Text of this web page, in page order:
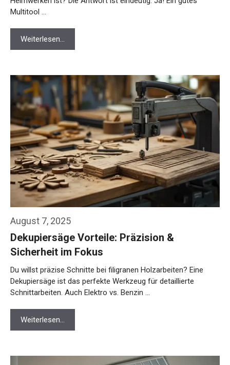
Multitool …
Weiterlesen…
August 7, 2025
Dekupiersäge Vorteile: Präzision &
Sicherheit im Fokus
Du willst präzise Schnitte bei filigranen Holzarbeiten? Eine
Dekupiersäge ist das perfekte Werkzeug für detaillierte
Schnittarbeiten. Auch Elektro vs. Benzin …
Weiterlesen…